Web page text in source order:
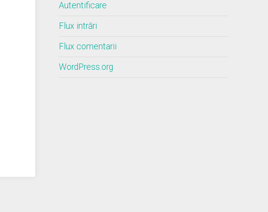
Autentificare
Flux intrări
Flux comentarii
WordPress.org